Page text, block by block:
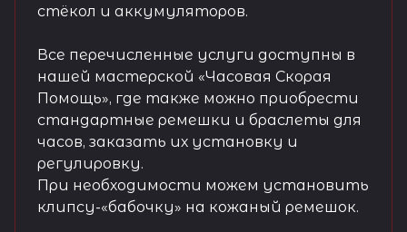
стёкол и аккумуляторов.
Все перечисленные услуги доступны в
нашей мастерской «Часовая Скорая
Помощь», где также можно приобрести
стандартные ремешки и браслеты для
часов, заказать их установку и
регулировку.
При необходимости можем установить
клипсу-«бабочку» на кожаный ремешок.